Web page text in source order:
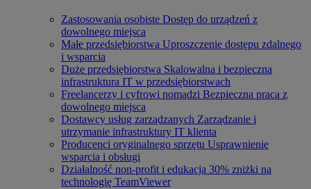
Zastosowania osobiste Dostęp do urządzeń z
dowolnego miejsca
Małe przedsiębiorstwa Uproszczenie dostępu zdalnego
i wsparcia
Duże przedsiębiorstwa Skalowalna i bezpieczna
infrastruktura IT w przedsiębiorstwach
Freelancerzy i cyfrowi nomadzi Bezpieczna praca z
dowolnego miejsca
Dostawcy usług zarządzanych Zarządzanie i
utrzymanie infrastruktury IT klienta
Producenci oryginalnego sprzętu Usprawnienie
wsparcia i obsługi
Działalność non-profit i edukacja 30% zniżki na
technologię TeamViewer